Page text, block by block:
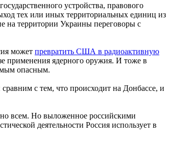
устройства, правового
тех или иных территориальных единиц из
на территории Украины переговоры с
может превратить США в радиоактивную
применения ядерного оружия. И тоже в
опасным.
с тем, что происходит на Донбассе, и
всем. Но выложенное российскими
деятельности Россия использует в